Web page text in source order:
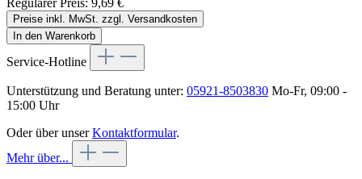
Regulärer Preis: 9,69 €
Preise inkl. MwSt. zzgl. Versandkosten
In den Warenkorb
Service-Hotline
Unterstützung und Beratung unter: 05921-8503830 Mo-Fr, 09:00 -
15:00 Uhr
Oder über unserKontaktformular.
Mehr über...